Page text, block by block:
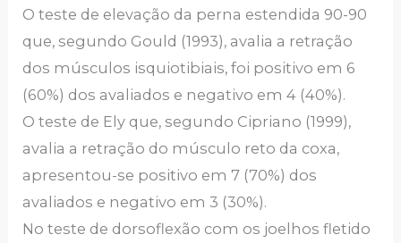
O teste de elevação da perna estendida 90-90
que, segundo Gould (1993), avalia a retração
dos músculos isquiotibiais, foi positivo em 6
(60%) dos avaliados e negativo em 4 (40%).
O teste de Ely que, segundo Cipriano (1999),
avalia a retração do músculo reto da coxa,
apresentou-se positivo em 7 (70%) dos
avaliados e negativo em 3 (30%).
No teste de dorsoflexão com os joelhos fletido